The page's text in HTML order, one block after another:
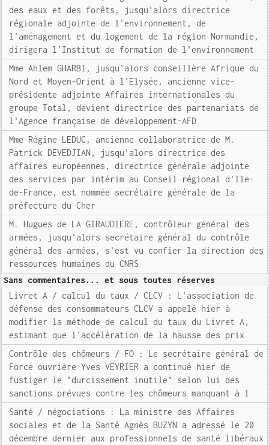
des eaux et des forêts, jusqu'alors directrice
régionale adjointe de l'environnement, de
l'aménagement et du logement de la région Normandie,
dirigera l'Institut de formation de l'environnement
Mme Ahlem GHARBI, jusqu'alors conseillère Afrique du
Nord et Moyen-Orient à l'Elysée, ancienne vice-
présidente adjointe Affaires internationales du
groupe Total, devient directrice des partenariats de
l'Agence française de développement-AFD
Mme Régine LEDUC, ancienne collaboratrice de M.
Patrick DEVEDJIAN, jusqu'alors directrice des
affaires européennes, directrice générale adjointe
des services par intérim au Conseil régional d'Ile-
de-France, est nommée secrétaire générale de la
préfecture du Cher
M. Hugues de LA GIRAUDIERE, contrôleur général des
armées, jusqu'alors secrétaire général du contrôle
général des armées, s'est vu confier la direction des
ressources humaines du CNRS
Sans commentaires... et sous toutes réserves
Livret A / calcul du taux / CLCV : L'association de
défense des consommateurs CLCV a appelé hier à
modifier la méthode de calcul du taux du Livret A,
estimant que l'accélération de la hausse des prix
Contrôle des chômeurs / FO : Le secrétaire général de
Force ouvrière Yves VEYRIER a continué hier de
fustiger le "durcissement inutile" selon lui des
sanctions prévues contre les chômeurs manquant à l
Santé / négociations : La ministre des Affaires
sociales et de la Santé Agnès BUZYN a adressé le 20
décembre dernier aux professionnels de santé libéraux